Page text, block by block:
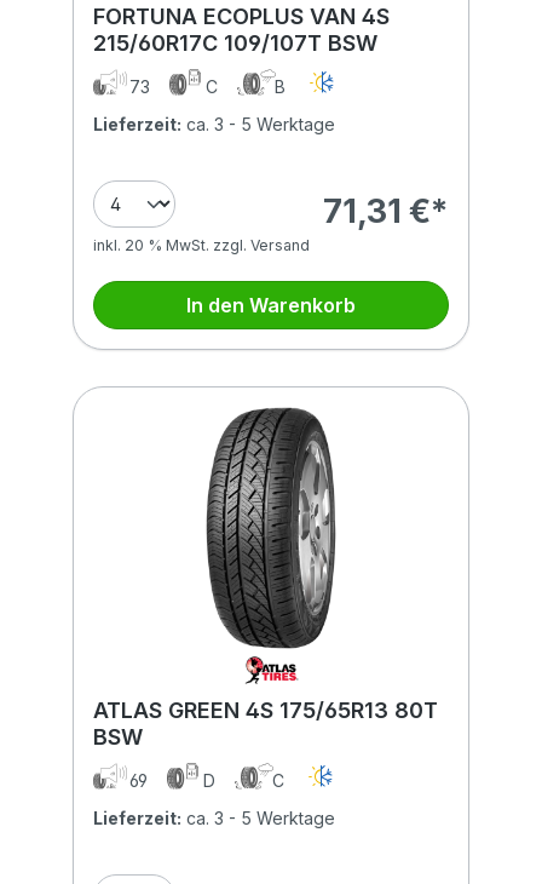
FORTUNA ECOPLUS VAN 4S
215/60R17C 109/107T BSW
73 C
B
Lieferzeit: ca. 3 - 5 Werktage
71,31 €*
inkl. 20 % MwSt. zzgl. Versand
In den Warenkorb
ATLAS GREEN 4S 175/65R13 80T
BSW
69 D
C
Lieferzeit: ca. 3 - 5 Werktage